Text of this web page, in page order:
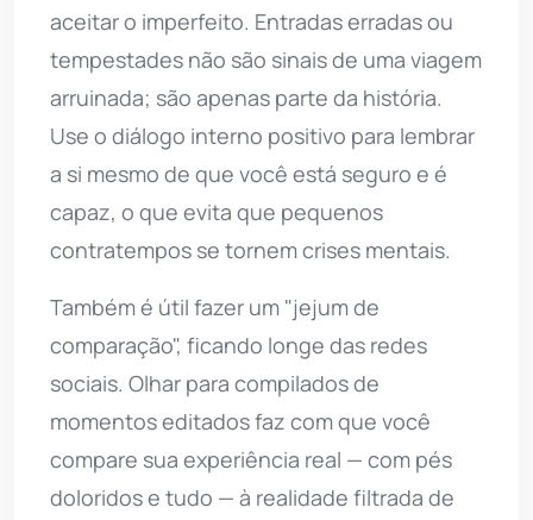
aceitar o imperfeito. Entradas erradas ou
tempestades não são sinais de uma viagem
arruinada; são apenas parte da história.
Use o diálogo interno positivo para lembrar
a si mesmo de que você está seguro e é
capaz, o que evita que pequenos
contratempos se tornem crises mentais.
Também é útil fazer um "jejum de
comparação", ficando longe das redes
sociais. Olhar para compilados de
momentos editados faz com que você
compare sua experiência real — com pés
doloridos e tudo — à realidade filtrada de